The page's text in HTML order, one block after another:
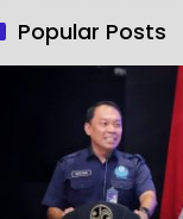
Popular Posts